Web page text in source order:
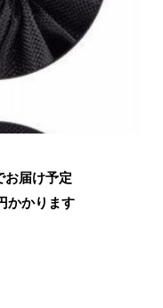
お届け予定
かかります